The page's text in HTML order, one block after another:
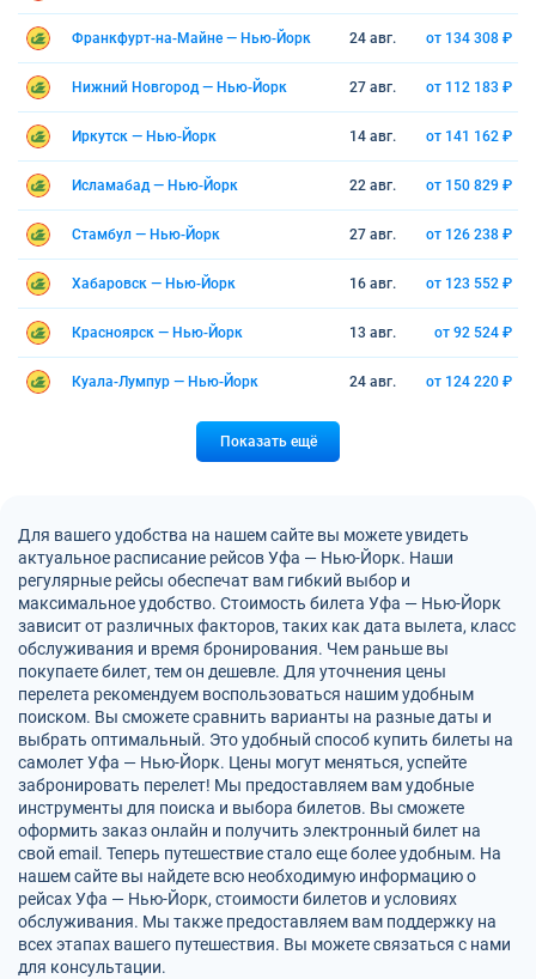
Франкфурт-на-Майне — Нью-Йорк 24 авг. от 134 308 ₽
Нижний Новгород — Нью-Йорк 27 авг. от 112 183 ₽
Иркутск — Нью-Йорк 14 авг. от 141 162 ₽
Исламабад — Нью-Йорк 22 авг. от 150 829 ₽
Стамбул — Нью-Йорк 27 авг. от 126 238 ₽
Хабаровск — Нью-Йорк 16 авг. от 123 552 ₽
Красноярск — Нью-Йорк 13 авг. от 92 524 ₽
Куала-Лумпур — Нью-Йорк 24 авг. от 124 220 ₽
Показать ещё
Для вашего удобства на нашем сайте вы можете увидеть
актуальное расписание рейсов Уфа — Нью-Йорк. Наши
регулярные рейсы обеспечат вам гибкий выбор и
максимальное удобство. Стоимость билета Уфа — Нью-Йорк
зависит от различных факторов, таких как дата вылета, класс
обслуживания и время бронирования. Чем раньше вы
покупаете билет, тем он дешевле. Для уточнения цены
перелета рекомендуем воспользоваться нашим удобным
поиском. Вы сможете сравнить варианты на разные даты и
выбрать оптимальный. Это удобный способ купить билеты на
самолет Уфа — Нью-Йорк. Цены могут меняться, успейте
забронировать перелет! Мы предоставляем вам удобные
инструменты для поиска и выбора билетов. Вы сможете
оформить заказ онлайн и получить электронный билет на
свой email. Теперь путешествие стало еще более удобным. На
нашем сайте вы найдете всю необходимую информацию о
рейсах Уфа — Нью-Йорк, стоимости билетов и условиях
обслуживания. Мы также предоставляем вам поддержку на
всех этапах вашего путешествия. Вы можете связаться с нами
для консультации.